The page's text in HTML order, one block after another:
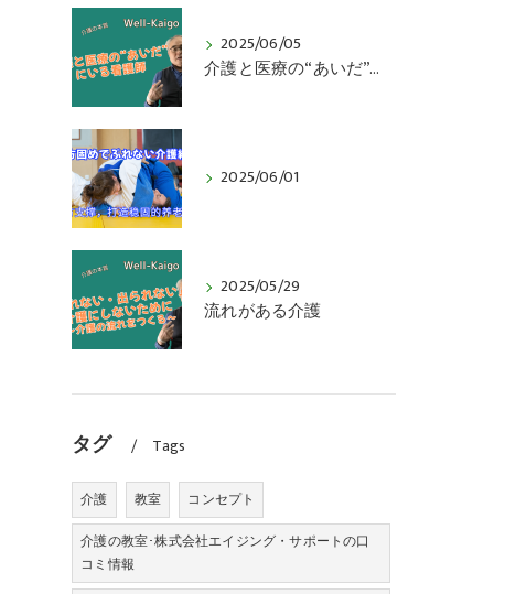
2025/06/05
介護と医療の“あいだ”にいる看護師
2025/06/01
2025/05/29
流れがある介護
タグ Tags
介護 教室
コンセプト
介護の教室･株式会社エイジング・サポートの口
コミ情報